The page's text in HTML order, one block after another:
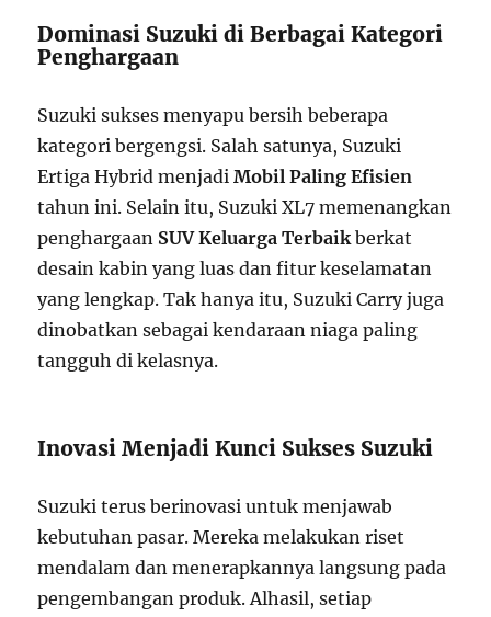
Dominasi Suzuki di Berbagai Kategori
Penghargaan
Suzuki sukses menyapu bersih beberapa
kategori bergengsi. Salah satunya, Suzuki
Ertiga Hybrid menjadiMobil Paling Efisien
tahun ini. Selain itu, Suzuki XL7 memenangkan
penghargaan SUV Keluarga Terbaikberkat
desain kabin yang luas dan fitur keselamatan
yang lengkap. Tak hanya itu, Suzuki Carry juga
dinobatkan sebagai kendaraan niaga paling
tangguh di kelasnya.
Inovasi Menjadi Kunci Sukses Suzuki
Suzuki terus berinovasi untuk menjawab
kebutuhan pasar. Mereka melakukan riset
mendalam dan menerapkannya langsung pada
pengembangan produk. Alhasil, setiap